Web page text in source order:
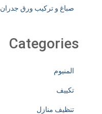
صباغ و تركيب ورق جدران
Categories
المنيوم
تكييف
تنظيف منازل